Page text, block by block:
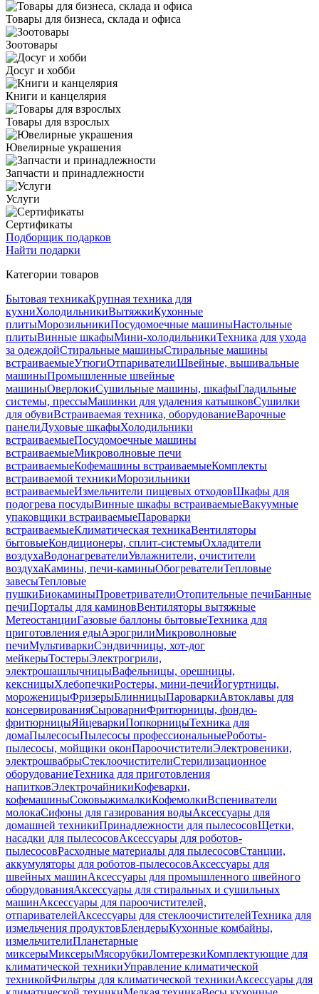
Товары для бизнеса, склада и офиса
Зоотовары
Досуг и хобби
Книги и канцелярия
Товары для взрослых
Ювелирные украшения
Запчасти и принадлежности
Услуги
Сертификаты
Подборщик подарков
Найти подарки
Категории товаров
Бытовая техникаКрупная техника для
кухниХолодильникиВытяжкиКухонные
плитыМорозильникиПосудомоечные машиныНастольные
плитыВинные шкафыМини-холодильникиТехника для ухода
за одеждойСтиральные машиныСтиральные машины
встраиваемыеУтюгиОтпаривателиШвейные, вышивальные
машиныПромышленные швейные
машиныОверлокиСушильные машины, шкафыГладильные
системы, прессыМашинки для удаления катышковСушилки
для обувиВстраиваемая техника, оборудованиеВарочные
панелиДуховые шкафыХолодильники
встраиваемыеПосудомоечные машины
встраиваемыеМикроволновые печи
встраиваемыеКофемашины встраиваемыеКомплекты
встраиваемой техникиМорозильники
встраиваемыеИзмельчители пищевых отходовШкафы для
подогрева посудыВинные шкафы встраиваемыеВакуумные
упаковщики встраиваемыеПароварки
встраиваемыеКлиматическая техникаВентиляторы
бытовыеКондиционеры, сплит-системыОхладители
воздухаВодонагревателиУвлажнители, очистители
воздухаКамины, печи-каминыОбогревателиТепловые
завесыТепловые
пушкиБиокаминыПроветривателиОтопительные печиБанные
печиПорталы для каминовВентиляторы вытяжные
МетеостанцииГазовые баллоны бытовыеТехника для
приготовления едыАэрогрилиМикроволновые
печиМультиваркиСэндвичницы, хот-дог
мейкерыТостерыЭлектрогрили,
электрошашлычницыВафельницы, орешницы,
кексницыХлебопечкиРостеры, мини-печиЙогуртницы,
мороженицыФризерыБлинницыПароваркиАвтоклавы для
консервированияСыроварниФритюрницы, фондю-
фритюрницыЯйцеваркиПопкорницыТехника для
домаПылесосыПылесосы профессиональныеРоботы-
пылесосы, мойщики оконПароочистителиЭлектровеники,
электрошвабрыСтеклоочистителиСтерилизационное
оборудованиеТехника для приготовления
напитковЭлектрочайникиКофеварки,
кофемашиныСоковыжималкиКофемолкиВспениватели
молокаСифоны для газирования водыАксессуары для
домашней техникиПринадлежности для пылесосовЩетки,
насадки для пылесосовАксессуары для роботов-
пылесосовРасходные материалы для пылесосовСтанции,
аккумуляторы для роботов-пылесосовАксессуары для
швейных машинАксессуары для промышленного швейного
оборудованияАксессуары для стиральных и сушильных
машинАксессуары для пароочистителей,
отпаривателейАксессуары для стеклоочистителейТехника для
измельчения продуктовБлендерыКухонные комбайны,
измельчителиПланетарные
миксерыМиксерыМясорубкиЛомтерезкиКомплектующие для
климатической техникиУправление климатической
техникойФильтры для климатической техникиАксессуары для